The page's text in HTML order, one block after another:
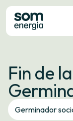
Tarifak
Enpresak
Fin de
Germinador